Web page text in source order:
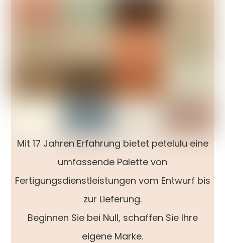
Mit 17 Jahren Erfahrung bietet petelulu eine
umfassende Palette von
Fertigungsdienstleistungen vom Entwurf bis
zur Lieferung.
Beginnen Sie bei Null, schaffen Sie Ihre
eigene Marke.